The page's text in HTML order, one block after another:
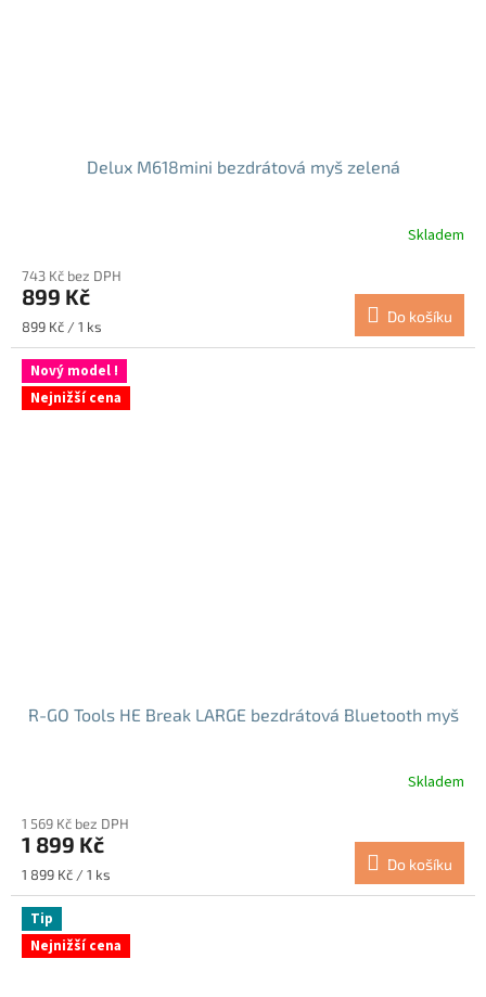
Delux M618mini bezdrátová myš zelená
produktu
je
4,9
5
hvězdiček.
Skladem
743 Kč bez DPH
899 Kč
Měrná
cena:
899 Kč / 1 ks
Do košíku
Nový model !
Nejnižší cena
R-GO Tools HE Break LARGE bezdrátová Bluetooth myš
Skladem
1 569 Kč bez DPH
1 899 Kč
Měrná
cena:
1 899 Kč / 1 ks
Do košíku
Tip
Nejnižší cena